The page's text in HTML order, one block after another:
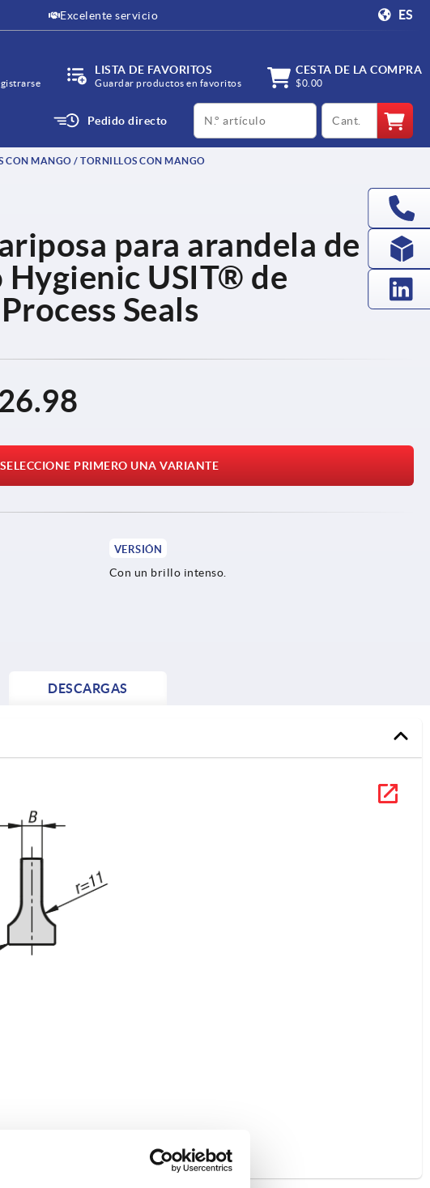
Excelente servicio ES
LISTA DE FAVORITOS
Guardar productos en favoritos
CESTA DE LA COMPRA
$0.00
Pedido directo
productCode qty
CON MANGO / TORNILLOS CON MANGO
para arandela de
Hygienic USIT® de
Seals
SELECCIONE PRIMERO UNA VARIANTE
VERSIÓN
Con un brillo intenso.
DESCARGAS